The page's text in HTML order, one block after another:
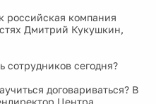
российская компания
Дмитрий Кукушкин,
сотрудников сегодня?
договариваться? В